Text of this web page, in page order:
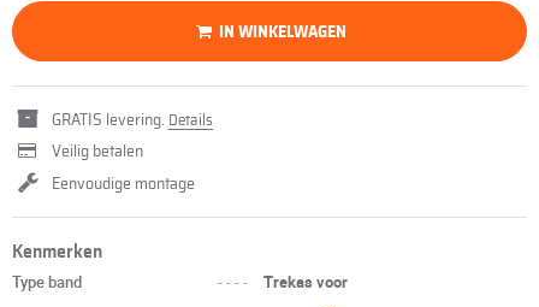
IN WINKELWAGEN
GRATIS levering. Details
Veilig betalen
Eenvoudige montage
Kenmerken
Type band ----
Trekas voor